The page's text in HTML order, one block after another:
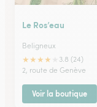
Le Ros’eau
Beligneux
★★★★
3.8 (24)
2, route de Genève
Voir la boutique